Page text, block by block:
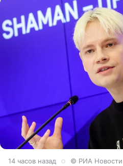
14 часов назад © РИА Новости